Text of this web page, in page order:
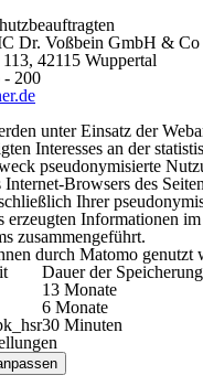
Dr. Voßbein GmbH &
42115 Wuppertal
- 200
unter Einsatz der
Interesses an der
pseudonymisierte
Internet-Browsers des
Ihrer
Informationen
zusammengeführt.
durch Matomo genutzt
Dauer der Speicherung
13 Monate
6 Monate
30 Minuten